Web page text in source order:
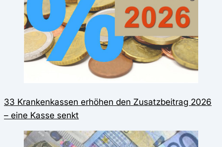
33 Krankenkassen erhöhen den Zusatzbeitrag 2026
– eine Kasse senkt